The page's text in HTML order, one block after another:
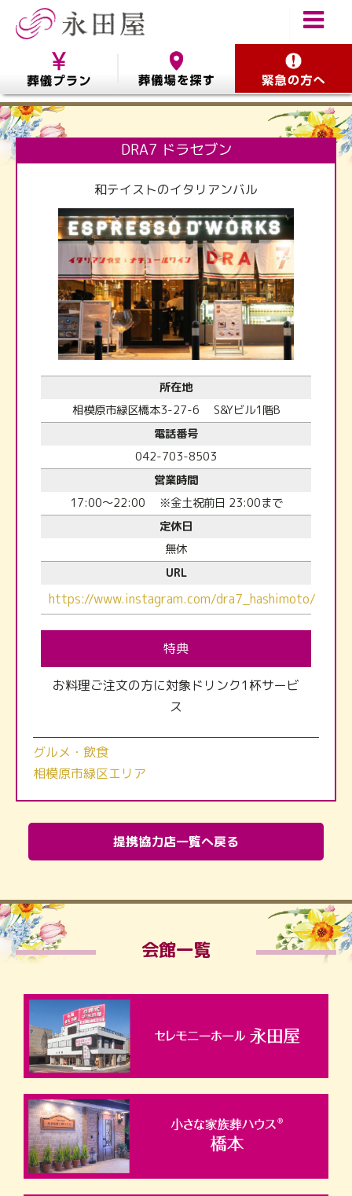
DRA7 ドラセブン
和テイストのイタリアンバル
所在地
相模原市緑区橋本3-27-6 S&Yビル1階B
電話番号
042-703-8503
営業時間
17:00～22:00 ※金土祝前日 23:00まで
定休日
無休
URL
https://www.instagram.com/dra7_hashimoto/
特典
お料理ご注文の方に対象ドリンク1杯サービ
ス
グルメ・飲食
相模原市緑区エリア
提携協力店一覧へ戻る
会館一覧